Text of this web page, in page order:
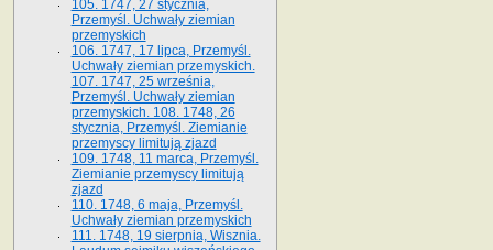
105. 1747, 27 stycznia,
Przemyśl. Uchwały ziemian
przemyskich
106. 1747, 17 lipca, Przemyśl.
Uchwały ziemian przemyskich.
107. 1747, 25 września,
Przemyśl. Uchwały ziemian
przemyskich. 108. 1748, 26
stycznia, Przemyśl. Ziemianie
przemyscy limitują zjazd
109. 1748, 11 marca, Przemyśl.
Ziemianie przemyscy limitują
zjazd
110. 1748, 6 maja, Przemyśl.
Uchwały ziemian przemyskich
111. 1748, 19 sierpnia, Wisznia.